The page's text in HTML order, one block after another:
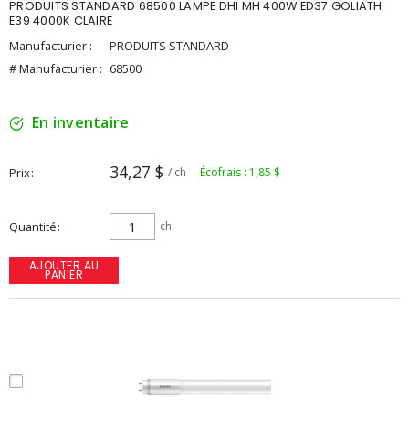
PRODUITS STANDARD 68500 LAMPE DHI MH 400W ED37 GOLIATH
E39 4000K CLAIRE
Manufacturier :
PRODUITS STANDARD
# Manufacturier : 68500
En inventaire
Prix 34,27 $ / ch Écofrais : 1,85 $
Quantité ch
AJOUTER AU
PANIER